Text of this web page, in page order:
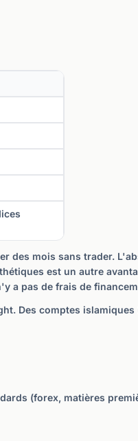
des mois sans trader.
est un autre
a pas de frais de
Des comptes
(forex, matières